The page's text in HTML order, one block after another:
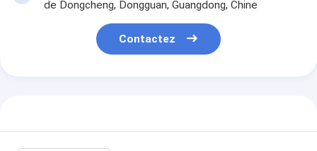
de Dongcheng, Dongguan, Guangdong, Chine
Contactez